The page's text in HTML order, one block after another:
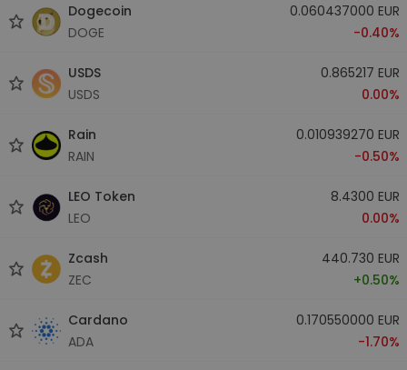
Dogecoin
DOGE
0.060437000 EUR
-0.40%
USDS
USDS
0.865217 EUR
0.00%
Rain
RAIN
0.010939270 EUR
-0.50%
LEO Token
LEO
8.4300 EUR
0.00%
Zcash
ZEC
440.730 EUR
+0.50%
Cardano
ADA
0.170550000 EUR
-1.70%